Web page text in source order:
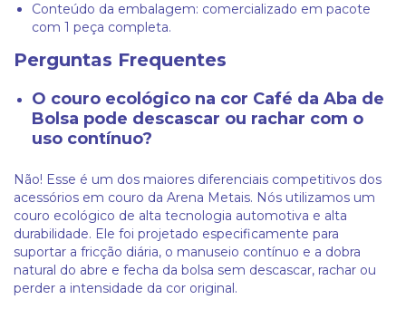
Conteúdo da embalagem: comercializado em pacote
com 1 peça completa.
Perguntas Frequentes
O couro ecológico na cor Café da Aba de
Bolsa pode descascar ou rachar com o
uso contínuo?
Não! Esse é um dos maiores diferenciais competitivos dos
acessórios em couro da Arena Metais. Nós utilizamos um
couro ecológico de alta tecnologia automotiva e alta
durabilidade. Ele foi projetado especificamente para
suportar a fricção diária, o manuseio contínuo e a dobra
natural do abre e fecha da bolsa sem descascar, rachar ou
perder a intensidade da cor original.